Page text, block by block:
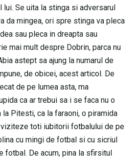
Se uita la stinga si adversarul
da mingea, ori spre stinga va pleca
sau pleca in dreapta sau
mai mult despre Dobrin, parca nu
astept sa ajung la numarul de
de obicei, acest articol. De
de pe lumea asta, ma
ca ar trebui sa i se faca nu o
Pitesti, ca la faraoni, o piramida
toti iubitorii fotbalului de pe
cu mingi de fotbal si cu sicriul
fotbal. De acum, pina la sfirsitul